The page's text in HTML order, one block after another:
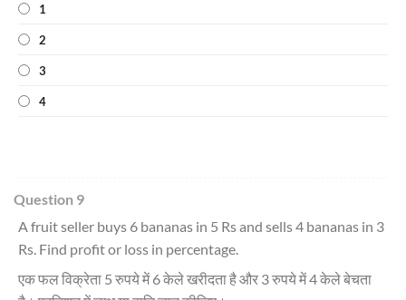
1
2
3
4
Question 9
A fruit seller buys 6 bananas in 5 Rs and sells 4 bananas in 3
Rs. Find profit or loss in percentage.
एक फल विक्रेता 5 रुपये में 6 केले खरीदता है और 3 रुपये में 4 केले बेचता